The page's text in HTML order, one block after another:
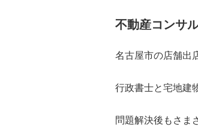
不動産コンサ
名古屋市の店舗出
行政書士と宅地建
問題解決後もさま